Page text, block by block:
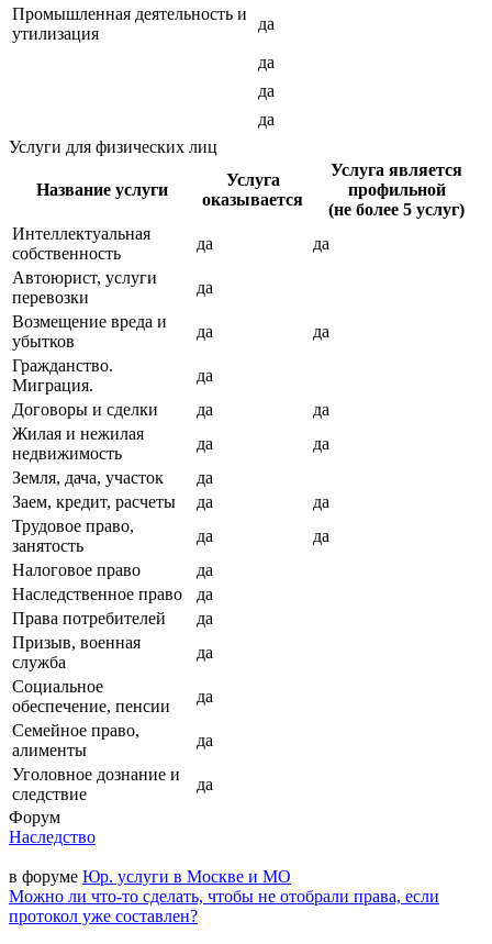
Промышленная деятельность и
утилизация
да
да
да
да
Услуги для физических лиц
Название услуги
Услуга
оказывается
Услуга является
профильной
(не более 5 услуг)
Интеллектуальная
собственность
да
да
Автоюрист, услуги
перевозки
да
Возмещение вреда и
убытков
да
да
Гражданство.
Миграция.
да
Договоры и сделки
да
да
Жилая и нежилая
недвижимость
да
да
Земля, дача, участок
да
Заем, кредит, расчеты
да
да
Трудовое право,
занятость
да
да
Налоговое право
да
Наследственное право
да
Права потребителей
да
Призыв, военная
служба
да
Социальное
обеспечение, пенсии
да
Семейное право,
алименты
да
Уголовное дознание и
следствие
да
Форум
Наследство
в форуме Юр. услуги в Москве и МО
Можно ли что-то сделать, чтобы не отобрали права, если
протокол уже составлен?